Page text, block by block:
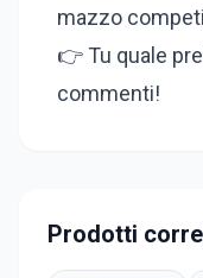
mazzo
👉 Tu quale
commenti!
Prodotti